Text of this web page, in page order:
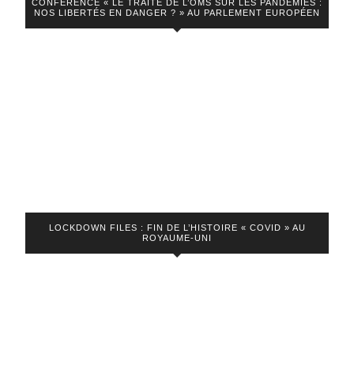
CONFÉRENCE « LE TRAITÉ DE L’OMS SUR LES PANDÉMIES :
NOS LIBERTÉS EN DANGER ? » AU PARLEMENT EUROPÉEN
LOCKDOWN FILES : FIN DE L’HISTOIRE « COVID » AU
ROYAUME-UNI